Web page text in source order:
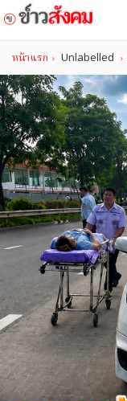
หน้าแรก Unlabelled